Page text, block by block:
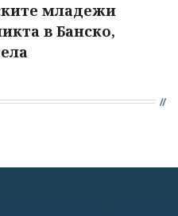
младежи
в Банско,